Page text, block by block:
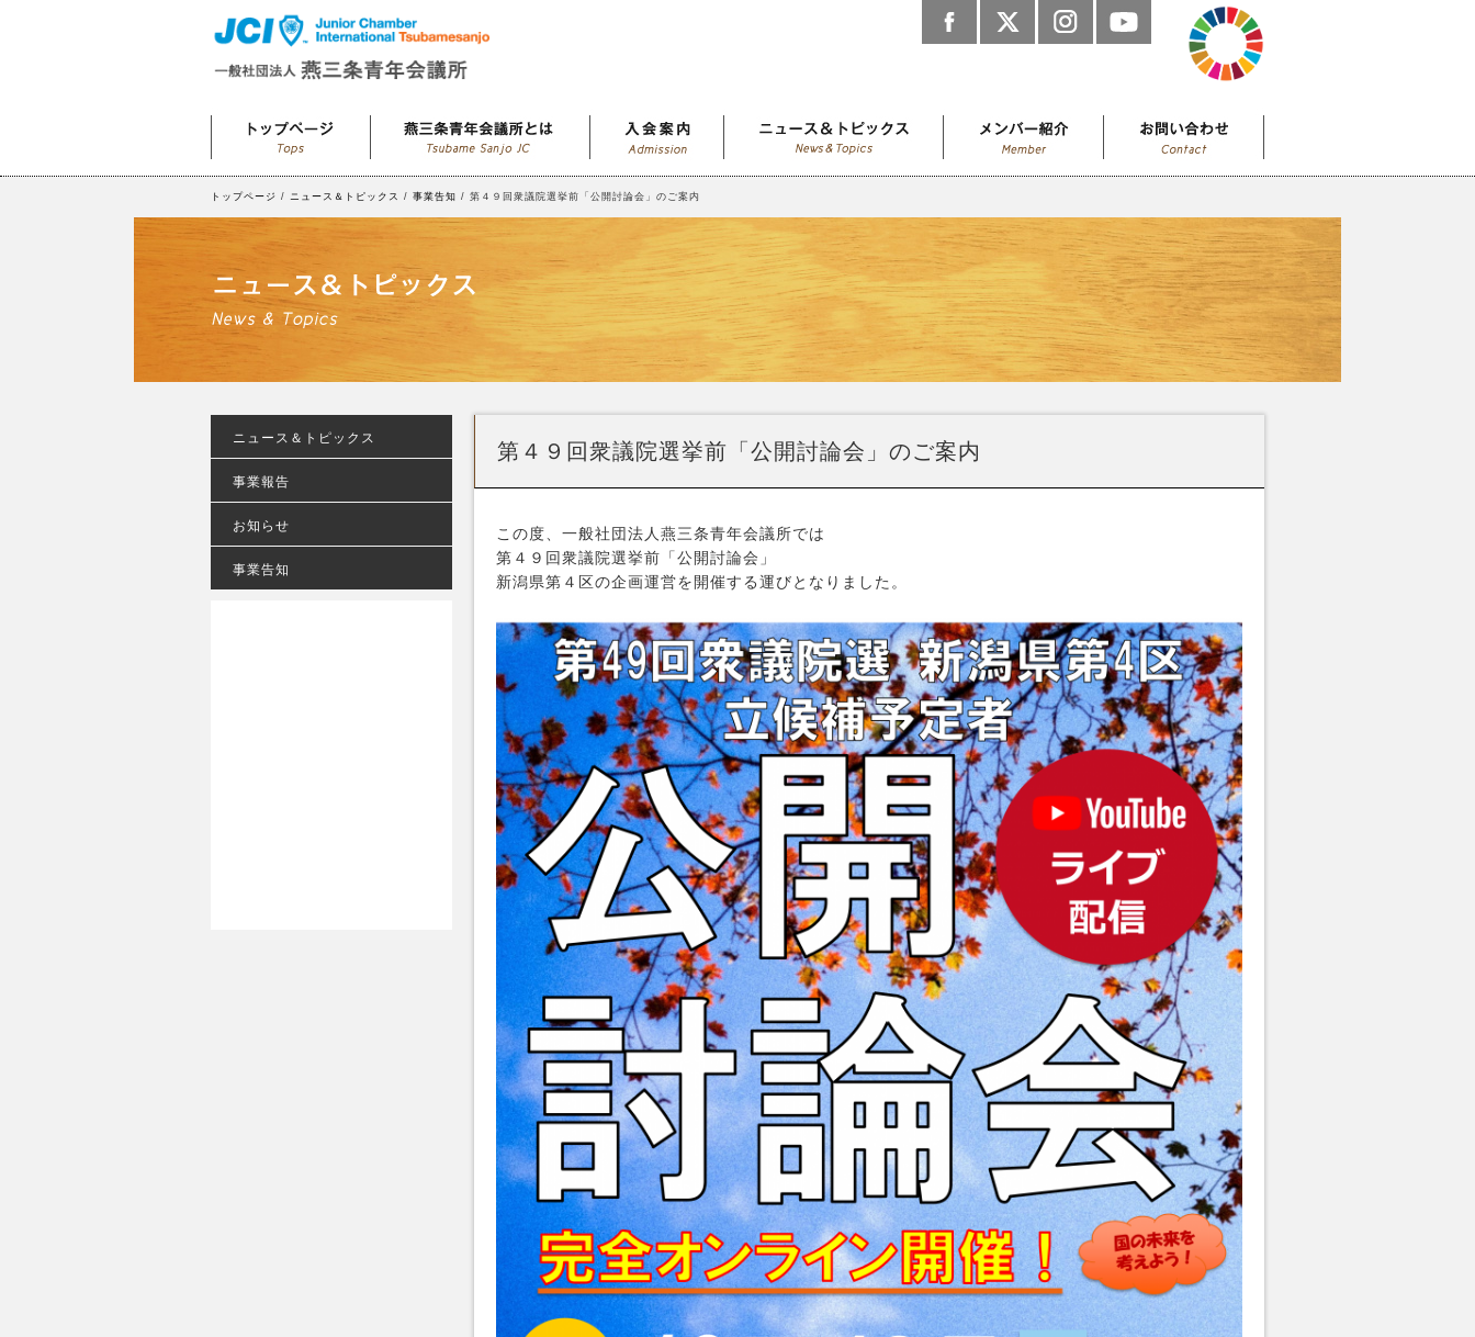
トップページ / ニュース＆トピックス / 事業告知 / 第４９回衆議院選挙前「公開討論会」のご案内
第４９回衆議院選挙前「公開討論会」のご案内
この度、一般社団法人燕三条青年会議所では
第４９回衆議院選挙前「公開討論会」
新潟県第４区の企画運営を開催する運びとなりました。
ニュース＆トピックス
事業報告
お知らせ
事業告知